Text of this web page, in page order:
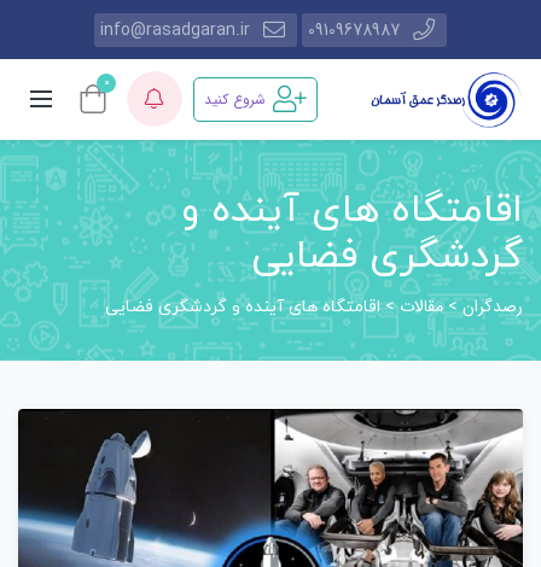
09109678987
info@rasadgaran.ir
شروع کنید
0
اقامتگاه های آینده و
گردشگری فضایی
رصدگران>مقالات>اقامتگاه های آینده و گردشگری فضایی